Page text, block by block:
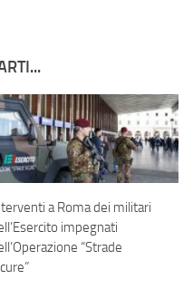
a Roma dei militari
impegnati
“Strade